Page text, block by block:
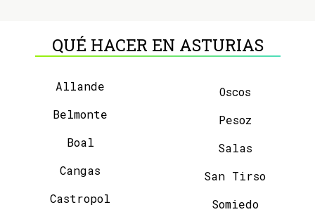
QUÉ HACER EN ASTURIAS
Allande
Belmonte
Boal
Cangas
Castropol
Oscos
Pesoz
Salas
San Tirso
Somiedo